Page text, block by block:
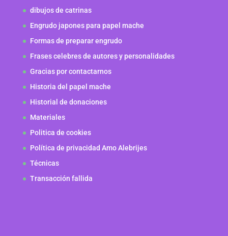
dibujos de catrinas
Engrudo japones para papel mache
Formas de preparar engrudo
Frases celebres de autores y personalidades
Gracias por contactarnos
Historia del papel mache
Historial de donaciones
Materiales
Politica de cookies
Política de privacidad Amo Alebrijes
Técnicas
Transacción fallida